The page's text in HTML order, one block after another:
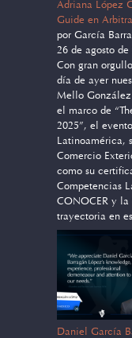
Adriana López
Guide en
por García
26 de agosto de
Con gran
día de ayer
Mello
el marco de
2025”, el
Latinoamérica,
Comercio
como su
Competencias
CONOCER y la
trayectoria en
Daniel García